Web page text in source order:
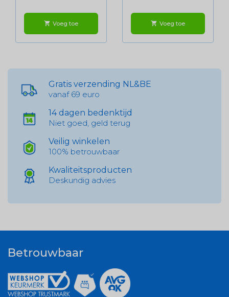
shopping_cart Voeg toe shopping_cart Voeg toe
Gratis verzending NL&BE
vanaf 69 euro
14 dagen bedenktijd
Niet goed, geld terug
Veilig winkelen
100% betrouwbaar
Kwaliteitsproducten
Deskundig advies
Betrouwbaar